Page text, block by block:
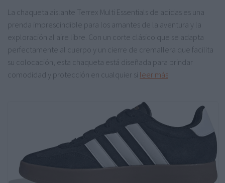
La chaqueta aislante Terrex Multi Essentials de adidas es una
prenda imprescindible para los amantes de la aventura y la
exploración al aire libre. Con un corte clásico que se adapta
perfectamente al cuerpo y un cierre de cremallera que facilita
su colocación, esta chaqueta está diseñada para brindar
comodidad y protección en cualquier si leer más